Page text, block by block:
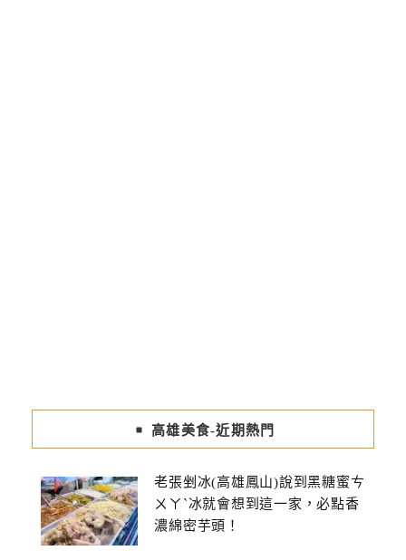
高雄美食-近期熱門
老張剉冰(高雄鳳山)說到黑糖蜜ㄘ
ㄨㄚˋ冰就會想到這一家，必點香
濃綿密芋頭！